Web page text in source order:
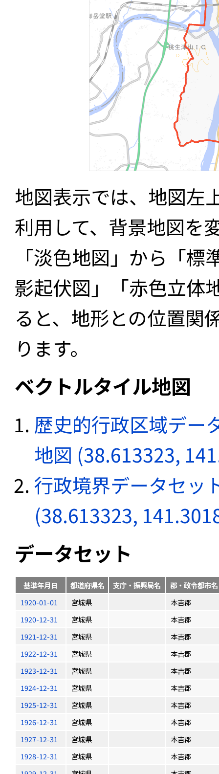
地図表示では、地図左
利用して、背景地図を
「淡色地図」から「
影起伏図」「赤色立体
ると、地形との位置関
ります。
ベクトルタイル地図
歴史的行政区域デー
地図 (38.613323,
行政境界データセッ
(38.613323,
データセット
基準年月日 都道府県名 支庁・振興局名
郡・政令都市名
1920-01-01
宮城県
本吉郡
1920-12-31
宮城県
本吉郡
1921-12-31
宮城県
本吉郡
1922-12-31
宮城県
本吉郡
1923-12-31
宮城県
本吉郡
1924-12-31
宮城県
本吉郡
1925-12-31
宮城県
本吉郡
1926-12-31
宮城県
本吉郡
1927-12-31
宮城県
本吉郡
1928-12-31
宮城県
本吉郡